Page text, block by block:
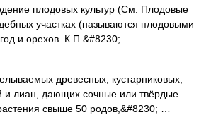
плодовых культур (См. Плодовые
участках (называются плодовыми
и орехов. К П.&#8230; …
древесных, кустарниковых,
и лиан, дающих сочные или твёрдые
свыше 50 родов,&#8230; …